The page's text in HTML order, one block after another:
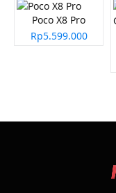
Poco X8 Pro
Rp5.599.000